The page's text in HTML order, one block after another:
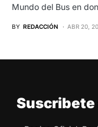
Mundo del Bus en
BY REDACCIÓN ABR 20,